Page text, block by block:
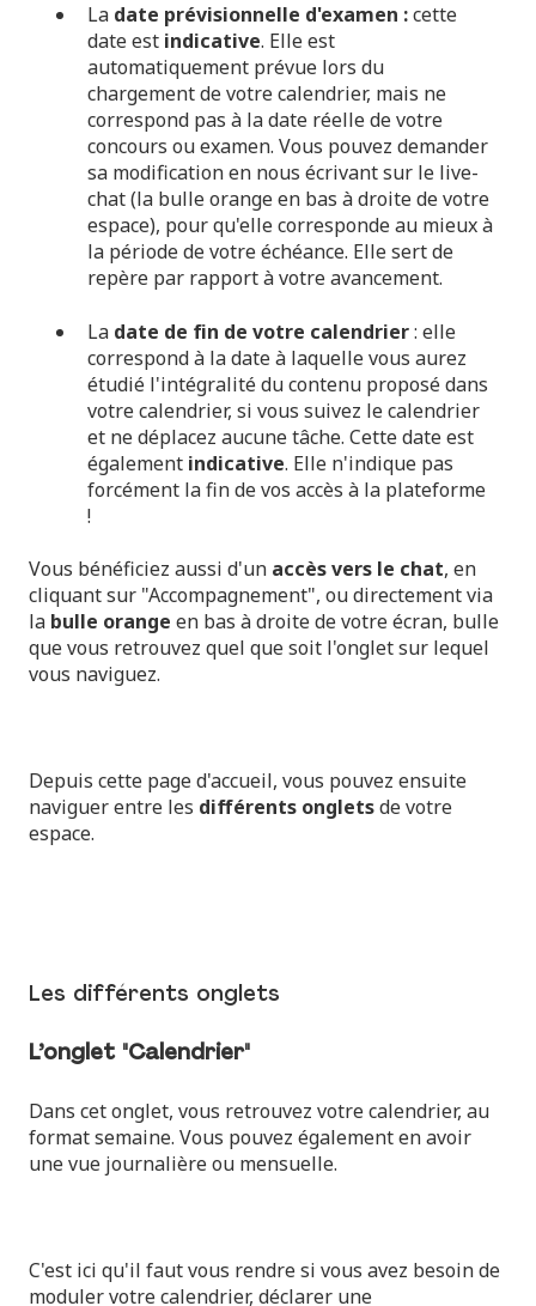
La date prévisionnelle d'examen :cette
date est indicative. Elle est
automatiquement prévue lors du
chargement de votre calendrier, mais ne
correspond pas à la date réelle de votre
concours ou examen. Vous pouvez demander
sa modification en nous écrivant sur le live-
chat (la bulle orange en bas à droite de votre
espace), pour qu'elle corresponde au mieux à
la période de votre échéance. Elle sert de
repère par rapport à votre avancement.
La date de fin de votre calendrier: elle
correspond à la date à laquelle vous aurez
étudié l'intégralité du contenu proposé dans
votre calendrier, si vous suivez le calendrier
et ne déplacez aucune tâche. Cette date est
également indicative. Elle n'indique pas
forcément la fin de vos accès à la plateforme
!
Vous bénéficiez aussi d'un accès vers le chat, en
cliquant sur "Accompagnement", ou directement via
la bulle orange en bas à droite de votre écran, bulle
que vous retrouvez quel que soit l'onglet sur lequel
vous naviguez.
Depuis cette page d'accueil, vous pouvez ensuite
naviguer entre les différents ongletsde votre
espace.
Les différents onglets
L’onglet "Calendrier"
Dans cet onglet, vous retrouvez votrecalendrier, au
format semaine. Vous pouvez également en avoir
une vue journalière ou mensuelle.
C'est ici qu'il faut vous rendre si vous avez besoin de
moduler votre calendrier, déclarer une